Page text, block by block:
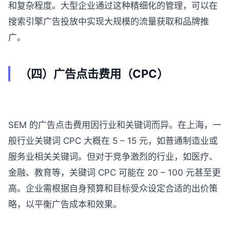
和复杂程度。大型企业通过这种精细化的管理，可以在
搜索引擎广告投放中实现大规模的流量获取和品牌推
广。
（四）广告点击费用（CPC）
SEM 的广告点击费用因行业和关键词而异。在上海，一
般行业关键词 CPC 大概在 5 – 15 元，如普通制造业或
服务业相关关键词。但对于竞争激烈的行业，如医疗、
金融、教育等，关键词 CPC 可能在 20 – 100 元甚至更
高。企业需根据自身预算和目标受众设定合适的出价策
略，以平衡广告成本和效果。